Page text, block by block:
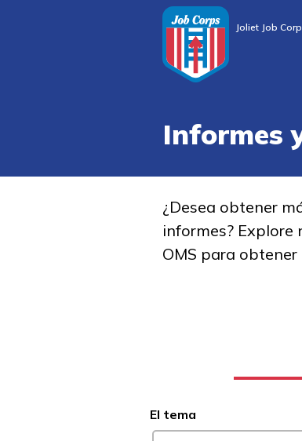
Joliet Job
Informes
¿Desea obtener
informes? Explore
OMS para
El tema